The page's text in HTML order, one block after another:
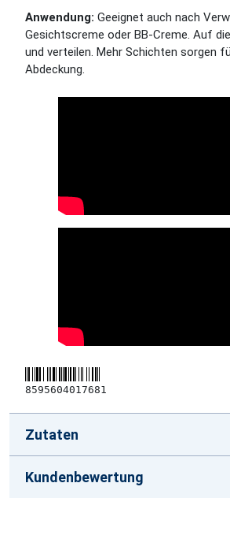
Anwendung: Geeignet auch nach
Gesichtscreme oder BB-Creme. Auf
und verteilen. Mehr Schichten sorgen
Abdeckung.
8595604017681
Zutaten
Kundenbewertung